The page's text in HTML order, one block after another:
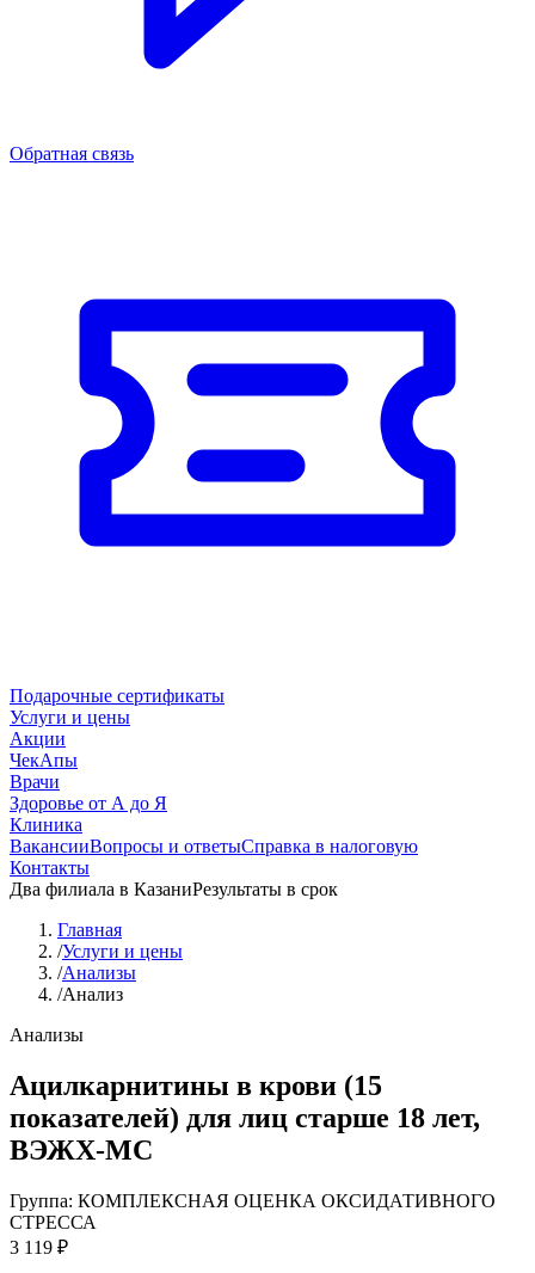
Обратная связь
Подарочные сертификаты
Услуги и цены
Акции
ЧекАпы
Врачи
Здоровье от А до Я
Клиника
ВакансииВопросы и ответыСправка в налоговую
Контакты
Два филиала в КазаниРезультаты в срок
Главная
/Услуги и цены
/Анализы
/Анализ
Анализы
Ацилкарнитины в крови (15
показателей) для лиц старше 18 лет,
ВЭЖХ-МС
Группа: КОМПЛЕКСНАЯ ОЦЕНКА ОКСИДАТИВНОГО
СТРЕССА
3 119 ₽